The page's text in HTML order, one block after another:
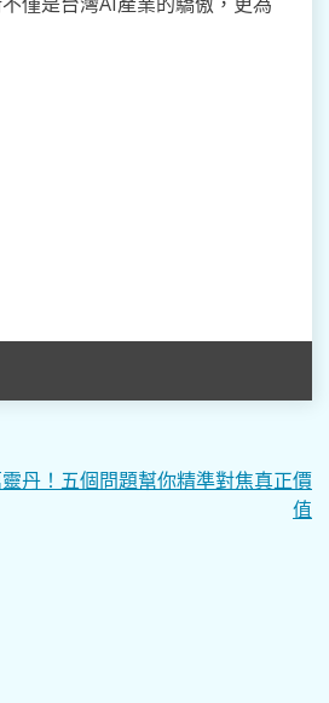
丹！五個問題幫你精準對焦真正價
值